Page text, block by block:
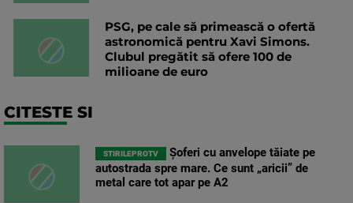
PSG, pe cale să primească o ofertă
astronomică pentru Xavi Simons.
Clubul pregătit să ofere 100 de
milioane de euro
CITESTE SI
STIRILEPROTV
Șoferi cu anvelope tăiate pe
autostrada spre mare. Ce sunt „aricii” de
metal care tot apar pe A2